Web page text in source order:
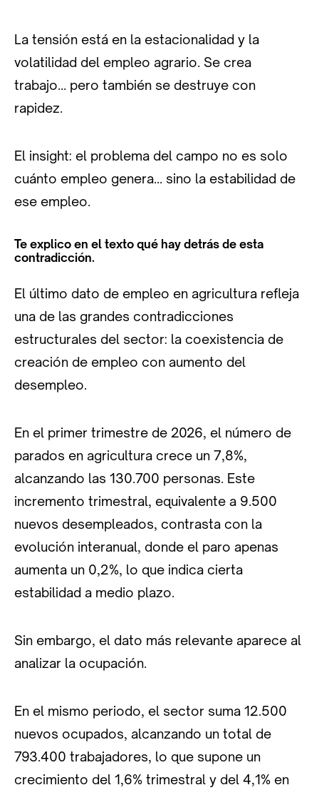
La tensión está en la estacionalidad y la
volatilidad del empleo agrario. Se crea
trabajo… pero también se destruye con
rapidez.
El insight: el problema del campo no es solo
cuánto empleo genera… sino la estabilidad de
ese empleo.
Te explico en el texto qué hay detrás de esta
contradicción.
El último dato de empleo en agricultura refleja
una de las grandes contradicciones
estructurales del sector: la coexistencia de
creación de empleo con aumento del
desempleo.
En el primer trimestre de 2026, el número de
parados en agricultura crece un 7,8%,
alcanzando las 130.700 personas. Este
incremento trimestral, equivalente a 9.500
nuevos desempleados, contrasta con la
evolución interanual, donde el paro apenas
aumenta un 0,2%, lo que indica cierta
estabilidad a medio plazo.
Sin embargo, el dato más relevante aparece al
analizar la ocupación.
En el mismo periodo, el sector suma 12.500
nuevos ocupados, alcanzando un total de
793.400 trabajadores, lo que supone un
crecimiento del 1,6% trimestral y del 4,1% en